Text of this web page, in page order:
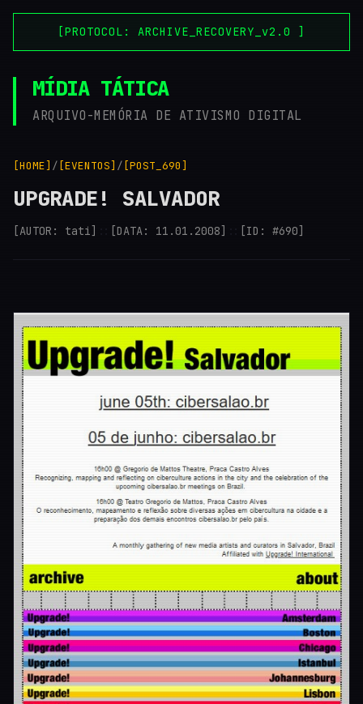
[PROTOCOL: ARCHIVE_RECOVERY_v2.0 ]
MÍDIA TÁTICA
ARQUIVO-MEMÓRIA DE ATIVISMO DIGITAL
[HOME] / [EVENTOS] / [POST_690]
UPGRADE! SALVADOR
[AUTOR: tati] [DATA: 11.01.2008] [ID: #690]